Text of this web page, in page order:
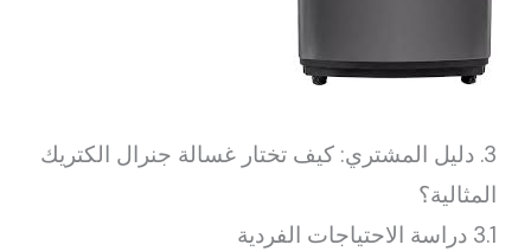
3. دليل المشتري: كيف تختار غسالة جنرال الكتريك
المثالية؟
3.1 دراسة الاحتياجات الفردية